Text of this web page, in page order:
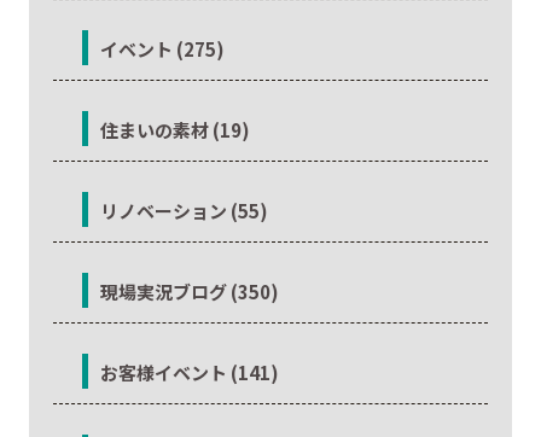
イベント (275)
住まいの素材 (19)
リノベーション (55)
現場実況ブログ (350)
お客様イベント (141)